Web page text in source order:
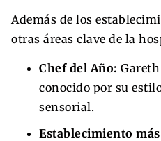
Además de los
otras áreas clave de la
Chef del Año:
conocido por su
sensorial.
Establecimiento